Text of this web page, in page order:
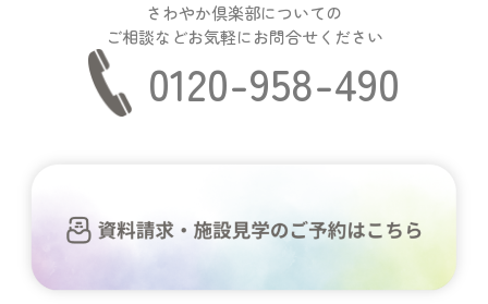
さわやか倶楽部についての
ご相談などお気軽にお問合せください
0120-958-490